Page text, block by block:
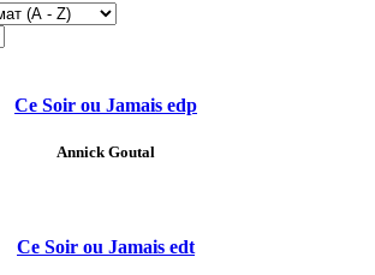
Ce Soir ou Jamais edp
Annick Goutal
Ce Soir ou Jamais edt